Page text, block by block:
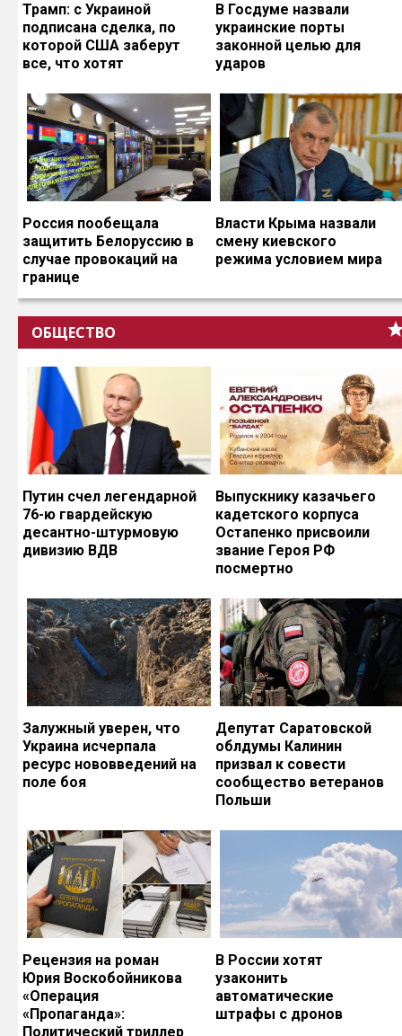
Трамп: с Украиной
подписана сделка, по
которой США заберут
все, что хотят
В Госдуме назвали
украинские порты
законной целью для
ударов
Россия пообещала
защитить Белоруссию в
случае провокаций на
границе
Власти Крыма назвали
смену киевского
режима условием мира
ОБЩЕСТВО
Путин счел легендарной
76-ю гвардейскую
десантно-штурмовую
дивизию ВДВ
Выпускнику казачьего
кадетского корпуса
Остапенко присвоили
звание Героя РФ
посмертно
Залужный уверен, что
Украина исчерпала
ресурс нововведений на
поле боя
Депутат Саратовской
облдумы Калинин
призвал к совести
сообщество ветеранов
Польши
Рецензия на роман
Юрия Воскобойникова
«Операция
«Пропаганда»:
Политический триллер
В России хотят
узаконить
автоматические
штрафы с дронов